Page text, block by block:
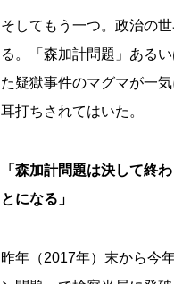
そしてもう一つ。政治の
る。「森加計問題」ある
た疑獄事件のマグマが一
耳打ちされてはいた。
「森加計問題は決して終
とになる」
昨年（2017年）末から今